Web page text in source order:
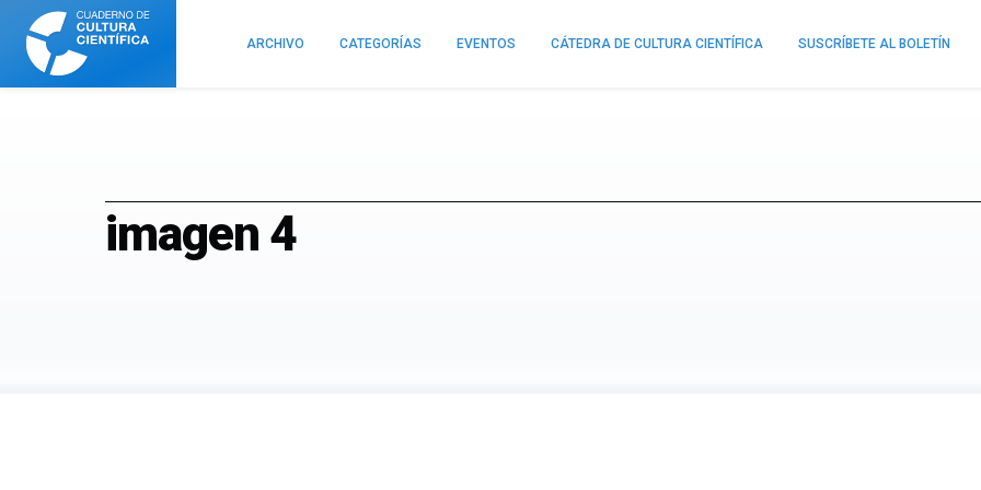
Cuaderno
Cultura
Científica
ARCHIVO CATEGORÍAS EVENTOS CÁTEDRA DE CULTURA CIENTÍFICA SUSCRÍBETE AL BOLETÍN
imagen 4